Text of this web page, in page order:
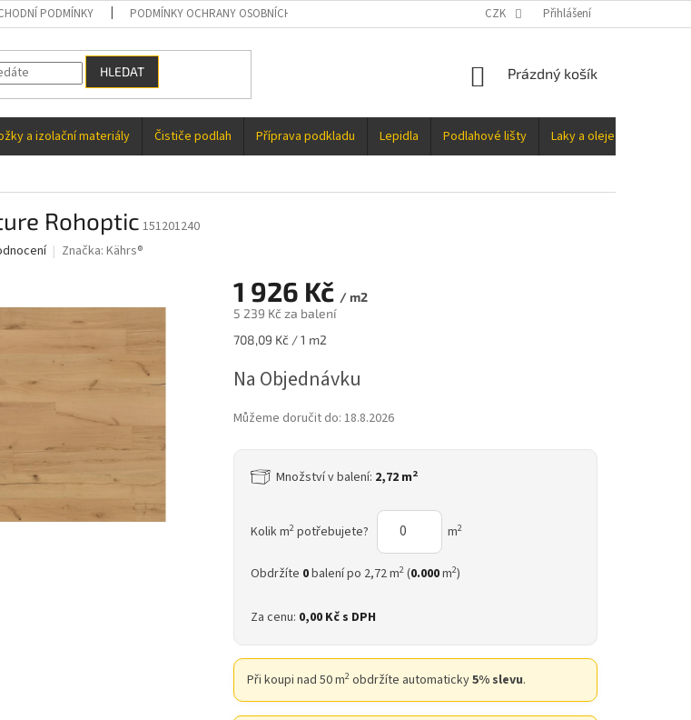
PODMÍNKY PODMÍNKY OCHRANY OSOBNÍCH ÚDAJŮ CZK Přihlášení
HLEDAT
NÁKUPNÍ
Prázdný košík
a izolační materiály Čističe podlah Příprava podkladu Lepidla Podlahové lišty Laky a oleje
Rohoptic 151201240
Značka: Kährs®
1 926 Kč / m2
5 239 Kč za balení
Měrná
708,09 Kč / 1 m2
Na Objednávku
Můžeme doručit do: 18.8.2026
Množství v balení: 2,72 m2
Kolik m2potřebujete? m2
Obdržíte 0balení po 2,72 m2(0.000m2)
Za cenu: 0,00 Kčs DPH
Při koupi nad 50 m2obdržíte automaticky5% slevu.